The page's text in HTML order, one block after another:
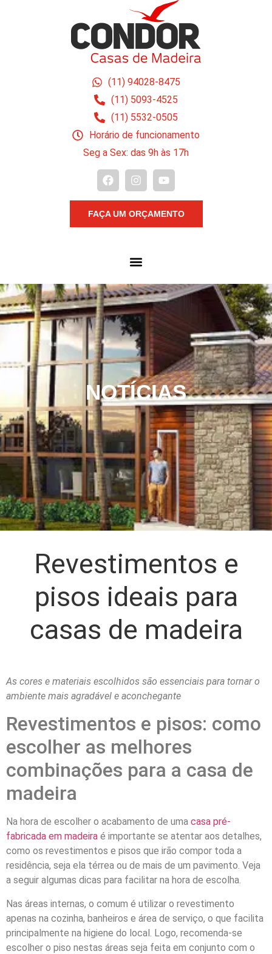
(11) 94028-8475
(11) 5093-4525
(11) 5532-0505
Horário de funcionamento
Seg a Sex: das 9h às 17h
FAÇA UM ORÇAMENTO
NOTÍCIAS
Revestimentos e
pisos ideais para
casas de madeira
As cores e materiais escolhidos são essenciais para tornar o
ambiente mais agradável e aconchegante
Revestimentos e pisos: como
escolher as melhores
combinações para a casa de
madeira
Na hora de escolher o acabamento de uma casa pré-
fabricada em madeira é importante se atentar aos detalhes,
como os revestimentos e pisos que irão compor toda a
residência, seja ela térrea ou de mais de um pavimento. Veja
a seguir algumas dicas para facilitar na hora de escolha.
Nas áreas internas, o comum é utilizar o revestimento
apenas na cozinha, banheiros e área de serviço, o que facilita
principalmente na higiene do local. Logo, recomenda-se
escolher o piso nestas áreas seja feita em conjunto com o